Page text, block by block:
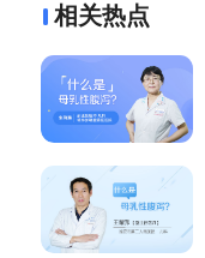
相关热点